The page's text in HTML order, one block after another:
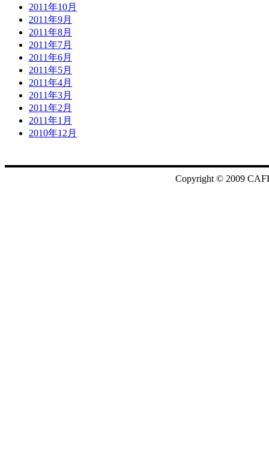
2011年10月
2011年9月
2011年8月
2011年7月
2011年6月
2011年5月
2011年4月
2011年3月
2011年2月
2011年1月
2010年12月
Copyright © 2009